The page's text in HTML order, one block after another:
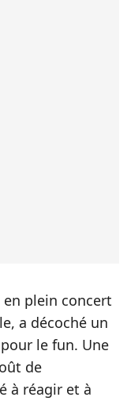
plein concert
a décoché un
le fun. Une
de
à réagir et à